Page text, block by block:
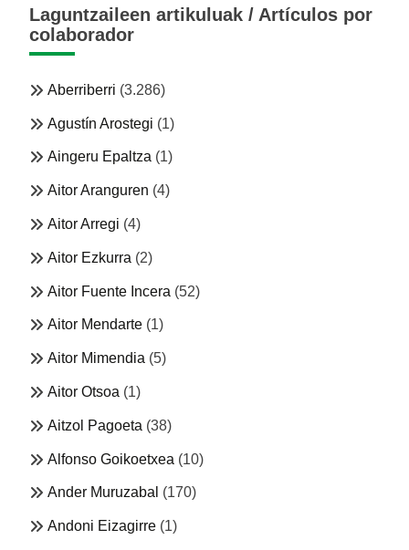
Laguntzaileen artikuluak / Artículos por
colaborador
Aberriberri (3.286)
Agustín Arostegi (1)
Aingeru Epaltza (1)
Aitor Aranguren (4)
Aitor Arregi (4)
Aitor Ezkurra (2)
Aitor Fuente Incera (52)
Aitor Mendarte (1)
Aitor Mimendia (5)
Aitor Otsoa (1)
Aitzol Pagoeta (38)
Alfonso Goikoetxea (10)
Ander Muruzabal (170)
Andoni Eizagirre (1)